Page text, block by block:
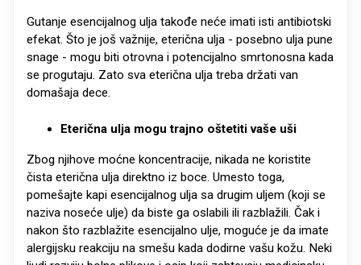
Gutanje esencijalnog ulja takođe neće imati isti antibiotski
efekat. Što je još važnije, eterična ulja - posebno ulja pune
snage - mogu biti otrovna i potencijalno smrtonosna kada
se progutaju. Zato sva eterična ulja treba držati van
domašaja dece.
Eterična ulja mogu trajno oštetiti vaše uši
Zbog njihove moćne koncentracije, nikada ne koristite
čista eterična ulja direktno iz boce. Umesto toga,
pomešajte kapi esencijalnog ulja sa drugim uljem (koji se
naziva noseće ulje) da biste ga oslabili ili razblažili. Čak i
nakon što razblažite esencijalno ulje, moguće je da imate
alergijsku reakciju na smešu kada dodirne vašu kožu. Neki